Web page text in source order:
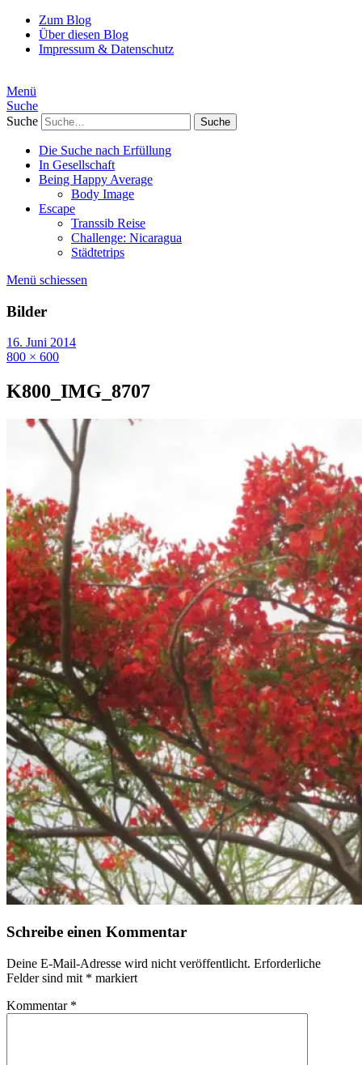
Zum Blog
Über diesen Blog
Impressum & Datenschutz
Menü
Suche
Suche
Die Suche nach Erfüllung
In Gesellschaft
Being Happy Average
Body Image
Escape
Transsib Reise
Challenge: Nicaragua
Städtetrips
Menü schiessen
Bilder
16. Juni 2014
800 × 600
K800_IMG_8707
Schreibe einen Kommentar
Deine E-Mail-Adresse wird nicht veröffentlicht. Erforderliche
Felder sind mit * markiert
Kommentar *